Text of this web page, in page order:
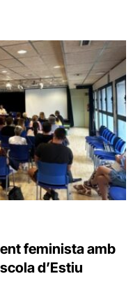
feminista amb
d’Estiu